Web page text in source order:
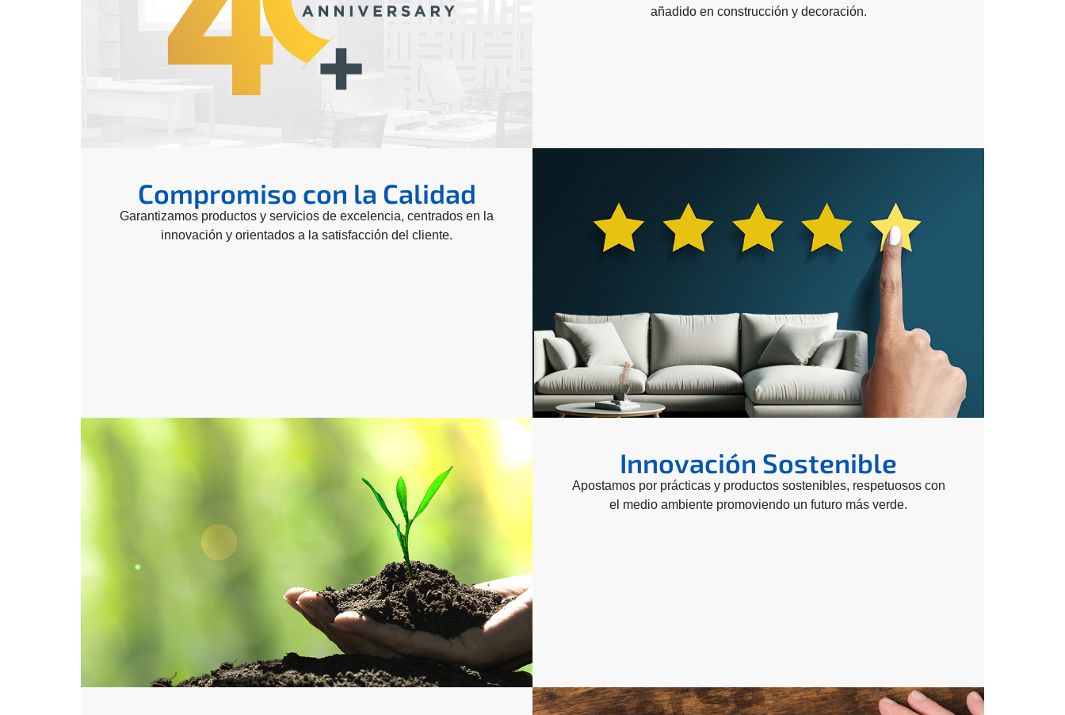
añadido en construcción y decoración.
Compromiso con la Calidad
Garantizamos productos y servicios de excelencia, centrados en la
innovación y orientados a la satisfacción del cliente.
Innovación Sostenible
Apostamos por prácticas y productos sostenibles, respetuosos con
el medio ambiente promoviendo un futuro más verde.